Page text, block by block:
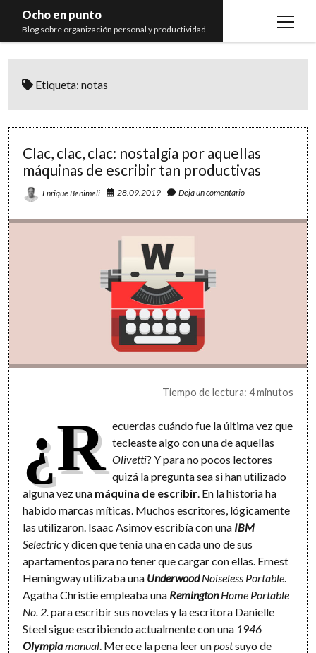
Ocho en punto
Blog sobre organización personal y productividad
open
Libros
Etiqueta:notas
Clac, clac, clac: nostalgia por aquellas
máquinas de escribir tan productivas
Enrique Benimeli 28.09.2019 Deja un comentario
Tiempo de lectura: 4 minutos
¿R ecuerdas cuándo fue la última vez que
tecleaste algo con una de aquellas
Olivetti? Y para no pocos lectores
quizá la pregunta sea si han utilizado
alguna vez una máquina de escribir . En la historia ha
habido marcas míticas. Muchos escritores, lógicamente
las utilizaron. Isaac Asimov escribía con una IBM
Selectricy dicen que tenía una en cada uno de sus
apartamentos para no tener que cargar con ellas. Ernest
Hemingway utilizaba una UnderwoodNoiseless Portable
Agatha Christie empleaba una RemingtonHome Portable
No. 2. para escribir sus novelas y la escritora Danielle
Steel sigue escribiendo actualmente con una 1946
Olympiamanual . Merece la pena leer unpostsuyo de